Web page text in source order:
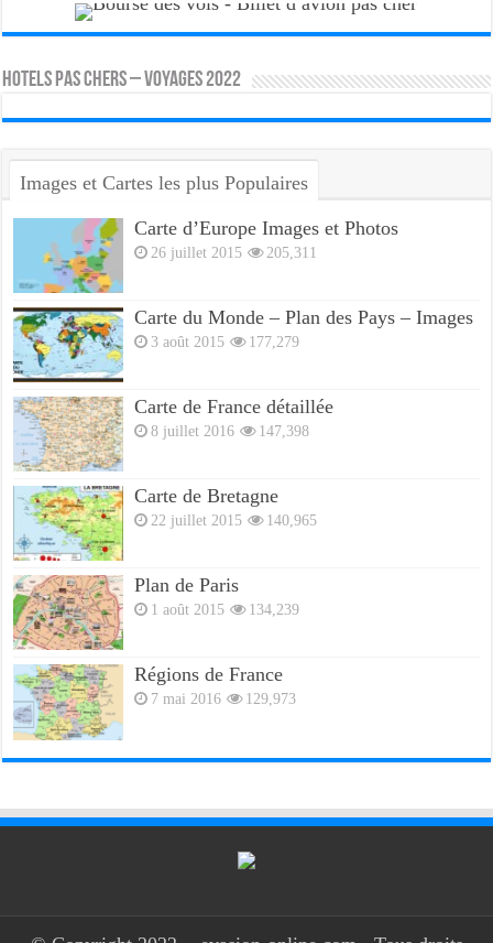
HOTELS PAS CHERS – VOYAGES 2022
Images et Cartes les plus Populaires
Carte d’Europe Images et Photos
26 juillet 2015 205,311
Carte du Monde – Plan des Pays – Images
3 août 2015 177,279
Carte de France détaillée
8 juillet 2016 147,398
Carte de Bretagne
22 juillet 2015 140,965
Plan de Paris
1 août 2015 134,239
Régions de France
7 mai 2016 129,973